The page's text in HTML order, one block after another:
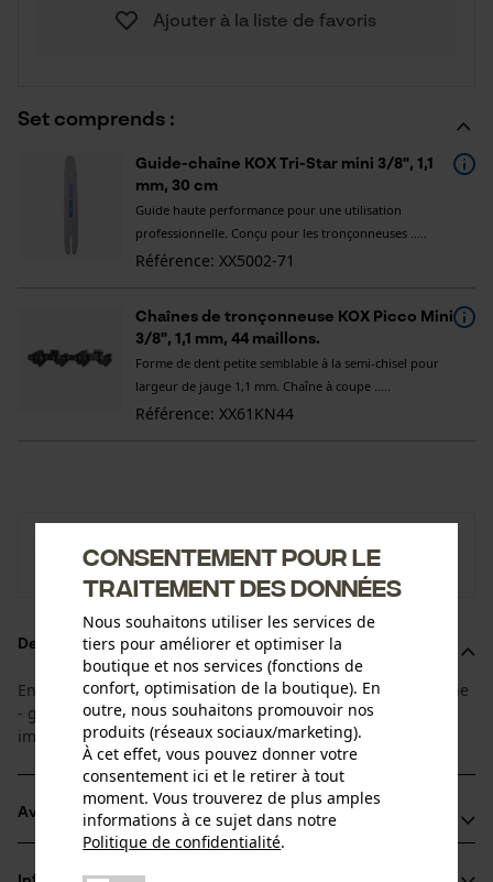
Set comprends :
Guide-chaîne KOX Tri-Star mini 3/8", 1,1
mm, 30 cm
Guide haute performance pour une utilisation
professionnelle. Conçu pour les tronçonneuses .....
Référence: XX5002-71
Chaînes de tronçonneuse KOX Picco Mini
3/8", 1,1 mm, 44 maillons.
Forme de dent petite semblable à la semi-chisel pour
largeur de jauge 1,1 mm. Chaîne à coupe .....
Référence: XX61KN44
Ajouter à la liste de favoris
KOX
Vers la boutique de la marque KOX
Description du produit
En adéquation entre la durée de vie du guide et de la chaîne
- grâce à ce super set 1+4 vous pourrez changer de chaîne
immédiatement !
Avantages du produit
Consentement pour le
traitement des données
Nous souhaitons utiliser les services de
tiers pour améliorer et optimiser la
boutique et nos services (fonctions de
confort, optimisation de la boutique). En
outre, nous souhaitons promouvoir nos
produits (réseaux sociaux/marketing).
À cet effet, vous pouvez donner votre
consentement ici et le retirer à tout
moment. Vous trouverez de plus amples
informations à ce sujet dans notre
Politique de confidentialité.
partager